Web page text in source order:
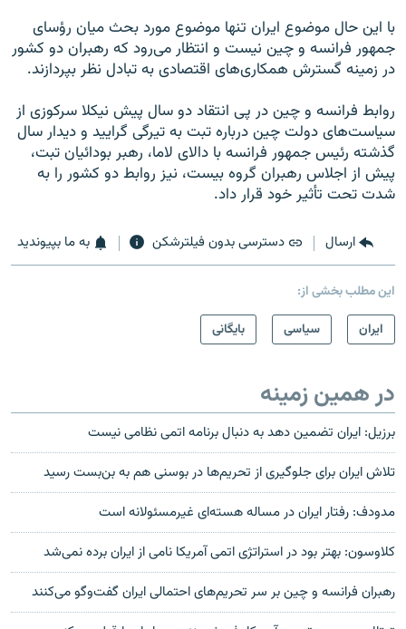
با اين حال موضوع ايران تنها موضوع مورد بحث ميان رؤسای
جمهور فرانسه و چين نيست و انتظار می‌رود که رهبران دو کشور
در زمينه گسترش همکاری‌های اقتصادی به تبادل نظر بپردازند.
روابط فرانسه و چين در پی انتقاد دو سال پيش نيکلا سرکوزی از
سياست‌های دولت چين درباره تبت به تيرگی گراييد و ديدار سال
گذشته رئيس جمهور فرانسه با دالای لاما، رهبر بودائيان تبت،
پيش از اجلاس رهبران گروه بيست، نيز روابط دو کشور را به
شدت تحت تأثير خود قرار داد.
ارسال دسترسی بدون فیلترشکن به ما بپیوندید
این مطلب بخشی از:
ايران
سیاسی بایگانی
در همین زمینه
برزيل: ايران تضمين دهد به دنبال برنامه اتمی نظامی نیست
تلاش ایران برای جلوگیری از تحریم‌ها در بوسنی هم به بن‌بست رسید
مدودف: رفتار ایران در مساله هسته‌ای غیرمسئولانه است
کلاوسون: بهتر بود در استراتژی اتمی آمریکا نامی از ایران برده نمی‌شد
رهبران فرانسه و چین بر سر تحریم‌های احتمالی ایران گفت‌وگو می‌کنند